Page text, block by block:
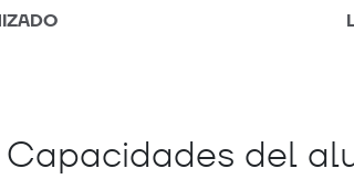
Capacidades del